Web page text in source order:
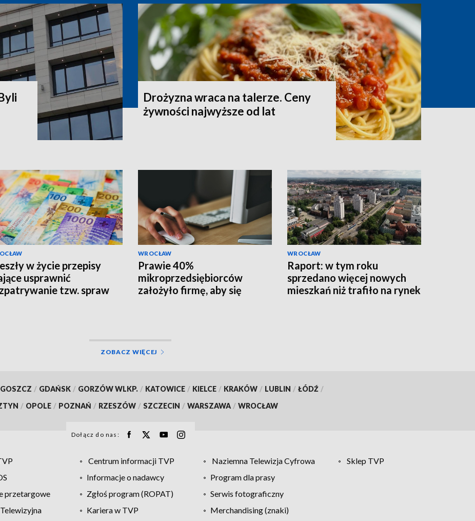
Drożyzna wraca na talerze. Ceny
żywności najwyższe od lat
w życie przepisy
usprawnić
tzw. spraw
WROCŁAW
Prawie 40%
mikroprzedsiębiorców
założyło firmę, aby się
WROCŁAW
Raport: w tym roku
sprzedano więcej nowych
mieszkań niż trafiło na rynek
ZOBACZ WIĘCEJ
/ GDAŃSK / GORZÓW WLKP. / KATOWICE / KIELCE / KRAKÓW / LUBLIN / ŁÓDŹ /
/ OPOLE / POZNAŃ / RZESZÓW / SZCZECIN / WARSZAWA / WROCŁAW
Dołącz do nas:
Centrum informacji TVP Naziemna Telewizja Cyfrowa
Sklep TVP
Informacje o nadawcy
Program dla prasy
przetargowe Zgłoś program (ROPAT)
Serwis fotograficzny
Kariera w TVP Merchandising (znaki)